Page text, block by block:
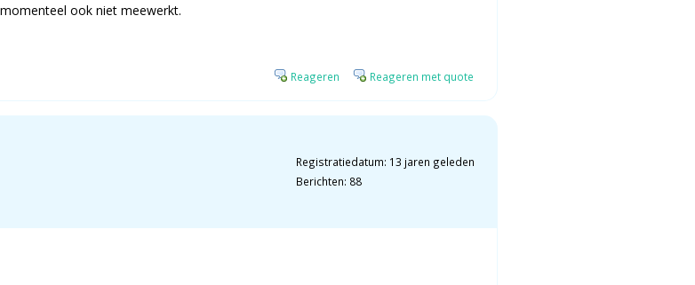
ook niet meewerkt.
Reageren Reageren met quote
Registratiedatum: 13 jaren geleden
Berichten: 88